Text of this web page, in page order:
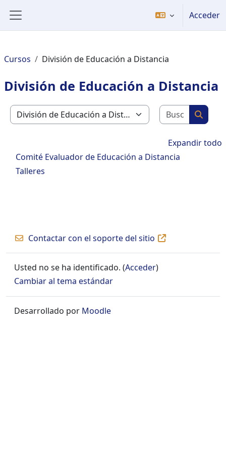
Acceder
Cursos División de Educación a Distancia
División de Educación a Distancia
Categorías
Buscar
Expandir todo
Comité Evaluador de Educación a Distancia
Talleres
Contactar con el soporte del sitio
Usted no se ha identificado. (Acceder)
Cambiar al tema estándar
Desarrollado por Moodle